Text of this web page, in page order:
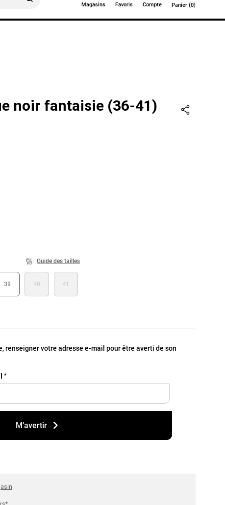
Magasins Favoris Compte Panier (0)
noir fantaisie (36-41)
Guide des tailles
39 40 41
renseigner votre adresse e-mail pour être averti de son
*
M’avertir